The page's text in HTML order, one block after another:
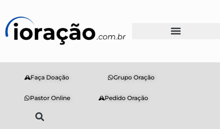
Faça Doação Grupo Oração
Pastor Online Pedido Oração